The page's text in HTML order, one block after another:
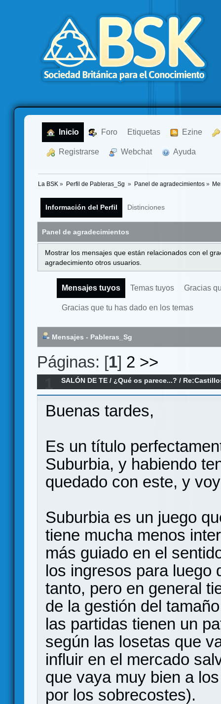
Inicio Foro Etiquetas Ezine
Registrarse Webchat Ayuda
La BSK » Perfil de Pableras_Sg » Panel de agradecimientos»
Información del Perfil Distinciones
Panel de agradecimientos
Mostrar los mensajes que están relacionados con el
agradecimiento otros usuarios.
Mensajes tuyos Temas tuyos Gracias
Gracias que tu has dado en los temas
Mensajes - Pableras_Sg
Páginas: [1] 2 >>
SALÓN DE TE /¿Qué os parece...? /
2023
Buenas tardes,
Es un título
Suburbia, y habiendo
quedado con este, y
Suburbia es un juego
tiene mucha menos
más guiado en el
los ingresos para luego
tanto, pero en general
de la gestión del
las partidas tienen un
según las losetas que
influir en el mercado
que vaya muy bien a
por los sobrecostes).